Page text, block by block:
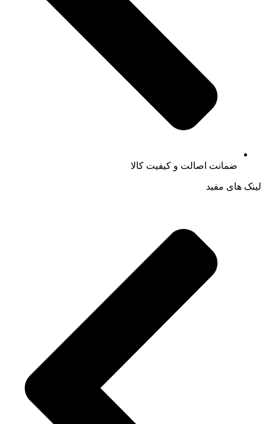
ضمانت اصالت و کیفیت کالا
لینک های مفید